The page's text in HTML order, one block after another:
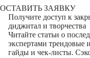
ОСТАВИТЬ ЗАЯВКУ
Получите доступ к
диджитал и творчества
Читайте статьи о
экспертами трендовые
гайды и чек-листы.